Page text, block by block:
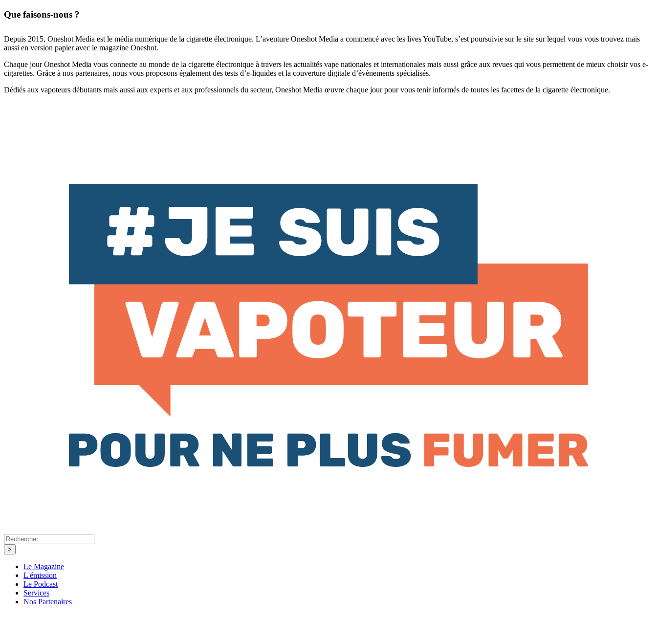
Que faisons-nous ?
Depuis 2015, Oneshot Media est le média numérique de la cigarette électronique. L’aventure Oneshot Media a commencé avec les lives YouTube, s’est poursuivie sur le site sur lequel vous vous trouvez mais
aussi en version papier avec le magazine Oneshot.
Chaque jour Oneshot Media vous connecte au monde de la cigarette électronique à travers les actualités vape nationales et internationales mais aussi grâce aux revues qui vous permettent de mieux choisir vos e-
cigarettes. Grâce à nos partenaires, nous vous proposons également des tests d’e-liquides et la couverture digitale d’évènements spécialisés.
Dédiés aux vapoteurs débutants mais aussi aux experts et aux professionnels du secteur, Oneshot Media œuvre chaque jour pour vous tenir informés de toutes les facettes de la cigarette électronique.
Le Magazine
L'émission
Le Podcast
Services
Nos Partenaires